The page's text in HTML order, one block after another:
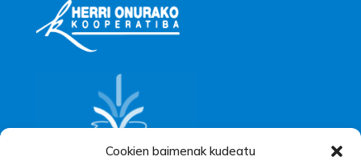
Cookien baimenak kudeatu